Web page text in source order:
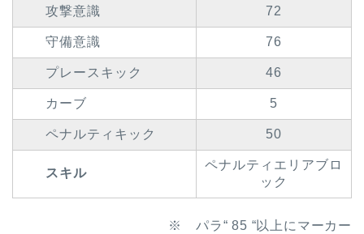
攻撃意識 72
守備意識 76
プレースキック 46
カーブ 5
ペナルティキック 50
スキル
ペナルティエリアブロ
ック
※ パラ“ 85 “以上にマーカー